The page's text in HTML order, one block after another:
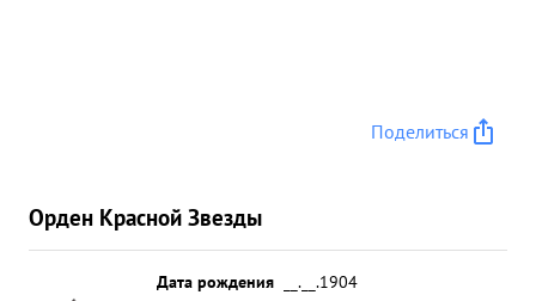
Поделиться
Орден Красной Звезды
Дата рождения
__.__.1904